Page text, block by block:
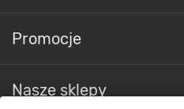
Promocje
Nasze sklepy